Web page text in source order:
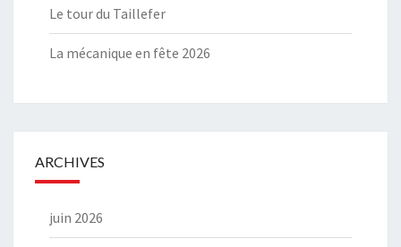
Le tour du Taillefer
La mécanique en fête 2026
ARCHIVES
juin 2026